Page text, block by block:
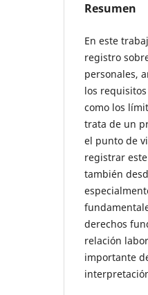
Resumen
En este
registro
personales,
los
como los
trata de un
el punto de
registrar
también
derechos
relación
importante